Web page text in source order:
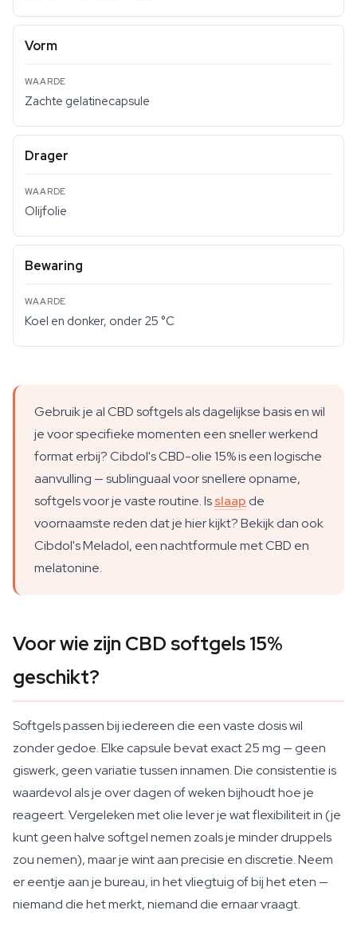
Vorm
Zachte gelatinecapsule
Drager
Olijfolie
Bewaring
Koel en donker, onder 25 °C
Gebruik je al CBD softgels als dagelijkse basis en wil
je voor specifieke momenten een sneller werkend
format erbij? Cibdol's CBD-olie 15% is een logische
aanvulling — sublinguaal voor snellere opname,
softgels voor je vaste routine. Isslaap de
voornaamste reden dat je hier kijkt? Bekijk dan ook
Cibdol's Meladol, een nachtformule met CBD en
melatonine.
Voor wie zijn CBD softgels 15%
geschikt?
Softgels passen bij iedereen die een vaste dosis wil
zonder gedoe. Elke capsule bevat exact 25 mg — geen
giswerk, geen variatie tussen innamen. Die consistentie is
waardevol als je over dagen of weken bijhoudt hoe je
reageert. Vergeleken met olie lever je wat flexibiliteit in (je
kunt geen halve softgel nemen zoals je minder druppels
zou nemen), maar je wint aan precisie en discretie. Neem
er eentje aan je bureau, in het vliegtuig of bij het eten —
niemand die het merkt, niemand die ernaar vraagt.